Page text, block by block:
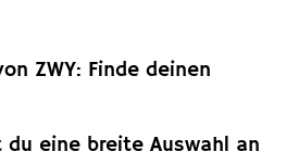
ZWY: Finde deinen
du eine breite Auswahl an